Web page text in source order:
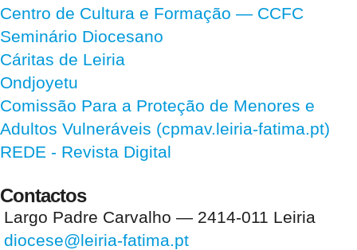
Centro de Cultura e Formação — CCFC
Seminário Diocesano
Cáritas de Leiria
Ondjoyetu
Comissão Para a Proteção de Menores e
Adultos Vulneráveis (cpmav.leiria-fatima.pt)
REDE - Revista Digital
Contactos
Largo Padre Carvalho — 2414-011 Leiria
diocese@leiria-fatima.pt